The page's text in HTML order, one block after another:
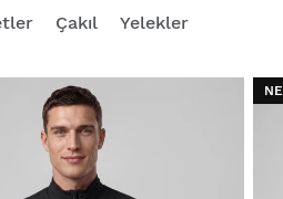
Çakıl Yelekler